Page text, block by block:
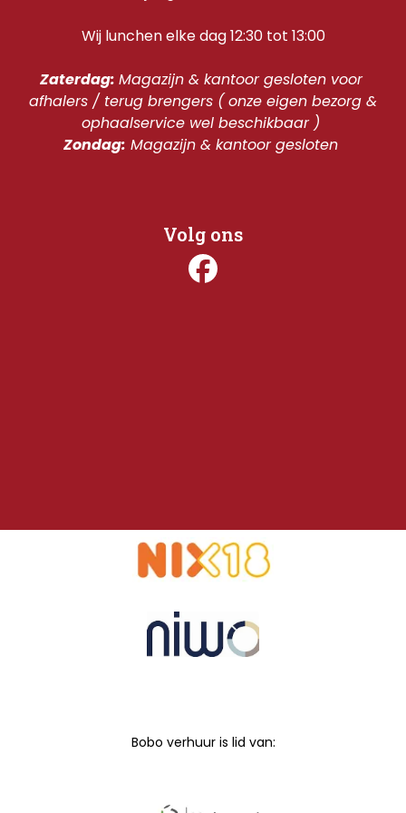
Wij lunchen elke dag 12:30 tot 13:00
Zaterdag: Magazijn & kantoor gesloten voor
afhalers / terug brengers ( onze eigen bezorg &
ophaalservice wel beschikbaar )
Zondag: Magazijn & kantoor gesloten
Volg ons
Bobo verhuur is lid van: